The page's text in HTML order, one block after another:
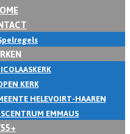
KERK
HELEVOIRT-HAAREN
EMMAUS